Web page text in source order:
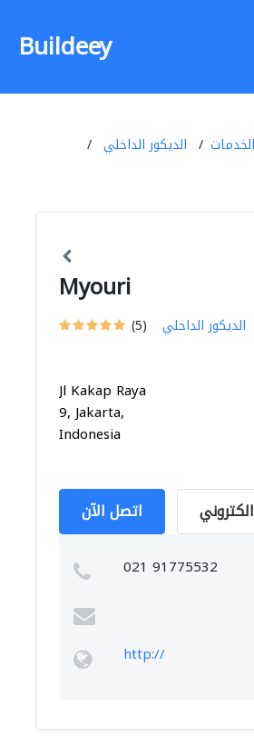
Buildeey
الخدمات
الديكور الداخلي
Myouri
(5) الديكور الداخلي
Jl Kakap Raya
9, Jakarta,
Indonesia
اتصل الآن
021 91775532
http://